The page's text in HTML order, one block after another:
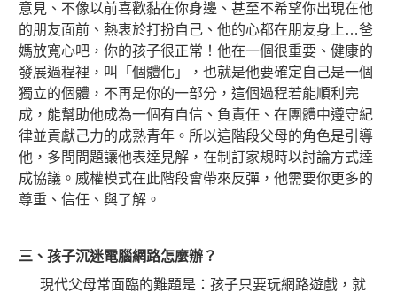
意見、不像以前喜歡黏在你身邊、甚至不希望你出現在他
的朋友面前、熱衷於打扮自己、他的心都在朋友身上…爸
媽放寬心吧，你的孩子很正常！他在一個很重要、健康的
發展過程裡，叫「個體化」，也就是他要確定自己是一個
獨立的個體，不再是你的一部分，這個過程若能順利完
成，能幫助他成為一個有自信、負責任、在團體中遵守紀
律並貢獻己力的成熟青年。所以這階段父母的角色是引導
他，多問問題讓他表達見解，在制訂家規時以討論方式達
成協議。威權模式在此階段會帶來反彈，他需要你更多的
尊重、信任、與了解。
三、孩子沉迷電腦網路怎麼辦？
現代父母常面臨的難題是：孩子只要玩網路遊戲，就